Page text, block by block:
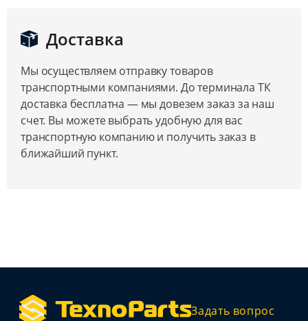
Доставка
Мы осуществляем отправку товаров
транспортными компаниями. До терминала ТК
доставка бесплатна — мы довезем заказ за наш
счет. Вы можете выбрать удобную для вас
транспортную компанию и получить заказ в
ближайший пункт.
Задать вопрос